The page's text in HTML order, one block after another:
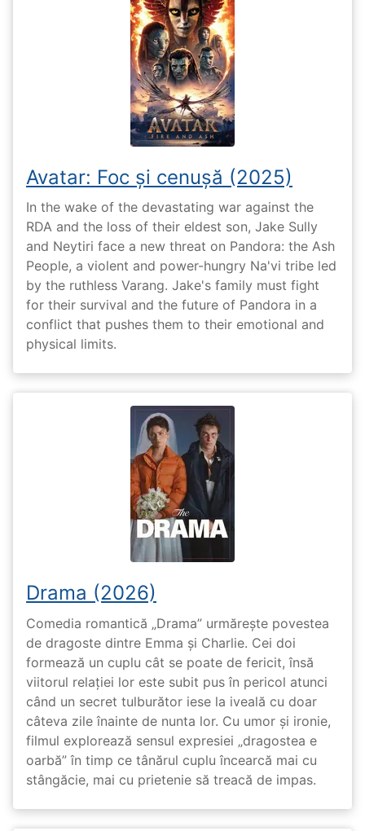
Avatar: Foc și cenușă (2025)
In the wake of the devastating war against the
RDA and the loss of their eldest son, Jake Sully
and Neytiri face a new threat on Pandora: the Ash
People, a violent and power-hungry Na'vi tribe led
by the ruthless Varang. Jake's family must fight
for their survival and the future of Pandora in a
conflict that pushes them to their emotional and
physical limits.
Drama (2026)
Comedia romantică „Drama” urmărește povestea
de dragoste dintre Emma și Charlie. Cei doi
formează un cuplu cât se poate de fericit, însă
viitorul relației lor este subit pus în pericol atunci
când un secret tulburător iese la iveală cu doar
câteva zile înainte de nunta lor. Cu umor și ironie,
filmul explorează sensul expresiei „dragostea e
oarbă” în timp ce tânărul cuplu încearcă mai cu
stângăcie, mai cu prietenie să treacă de impas.